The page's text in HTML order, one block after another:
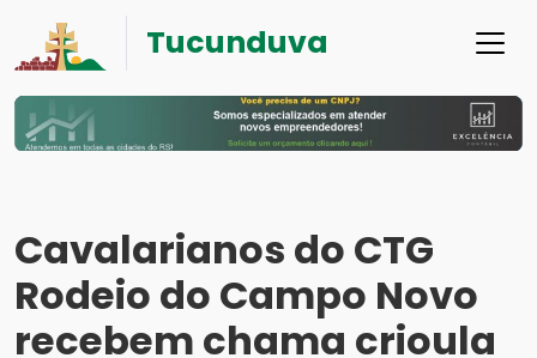
Tucunduva
Cavalarianos do CTG
Rodeio do Campo Novo
recebem chama crioula